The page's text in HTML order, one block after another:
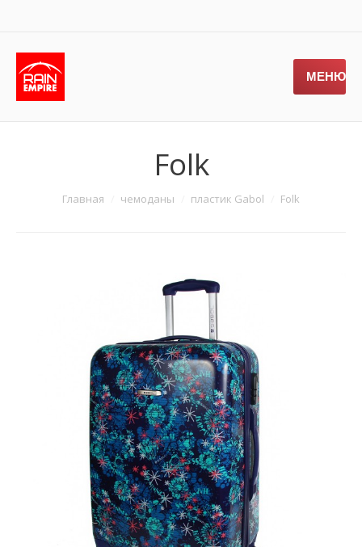
МЕНЮ
Folk
Главная чемоданы пластик Gabol Folk